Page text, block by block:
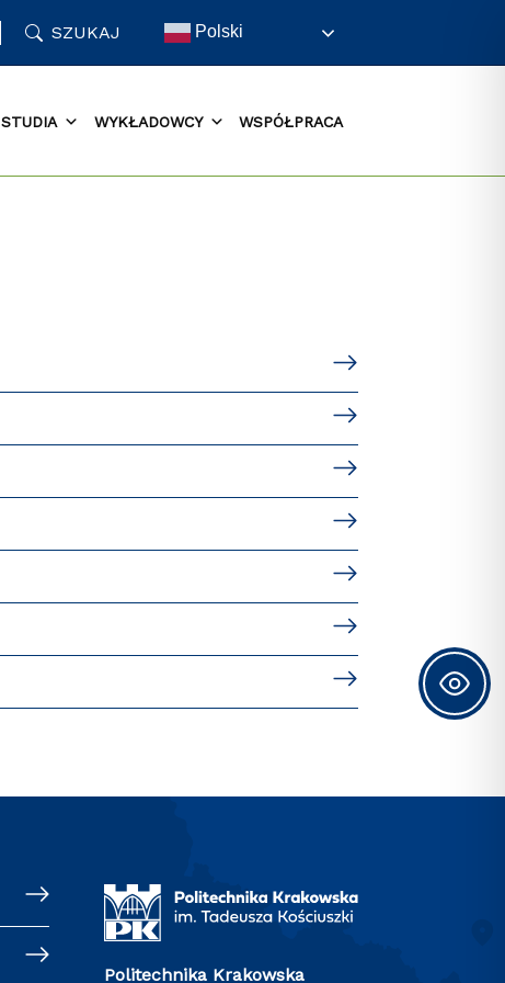
SZUKAJ Polski
STUDIA WYKŁADOWCY WSPÓŁPRACA
Politechnika Krakowska